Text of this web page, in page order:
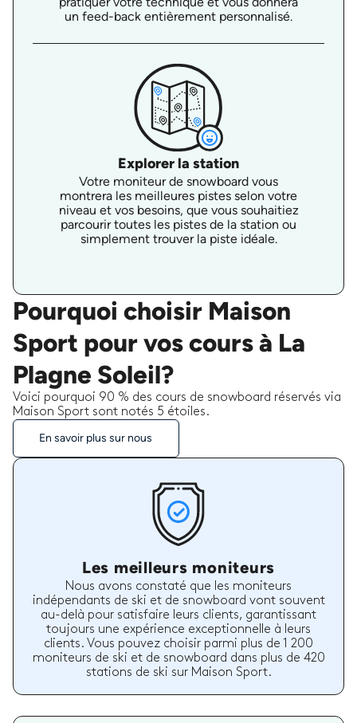
un feed-back entièrement personnalisé.
Explorer la station
Votre moniteur de snowboard vous
montrera les meilleures pistes selon votre
niveau et vos besoins, que vous souhaitiez
parcourir toutes les pistes de la station ou
simplement trouver la piste idéale.
Pourquoi choisir Maison
Sport pour vos cours à La
Plagne Soleil?
Voici pourquoi 90 % des cours de snowboard réservés via
Maison Sport sont notés 5 étoiles.
En savoir plus sur nous
Les meilleurs moniteurs
Nous avons constaté que les moniteurs
indépendants de ski et de snowboard vont souvent
au-delà pour satisfaire leurs clients, garantissant
toujours une expérience exceptionnelle à leurs
clients. Vous pouvez choisir parmi plus de 1 200
moniteurs de ski et de snowboard dans plus de 420
stations de ski sur Maison Sport.